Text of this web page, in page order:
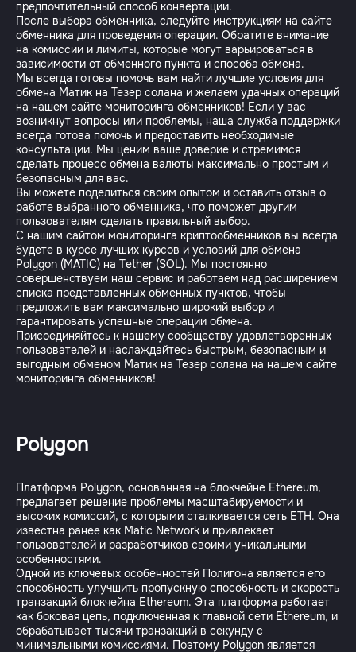
предпочтительный способ конвертации.
После выбора обменника, следуйте инструкциям на сайте
обменника для проведения операции. Обратите внимание
на комиссии и лимиты, которые могут варьироваться в
зависимости от обменного пункта и способа обмена.
Мы всегда готовы помочь вам найти лучшие условия для
обмена Матик на Тезер солана и желаем удачных операций
на нашем сайте мониторинга обменников! Если у вас
возникнут вопросы или проблемы, наша служба поддержки
всегда готова помочь и предоставить необходимые
консультации. Мы ценим ваше доверие и стремимся
сделать процесс обмена валюты максимально простым и
безопасным для вас.
Вы можете поделиться своим опытом и оставить отзыв о
работе выбранного обменника, что поможет другим
пользователям сделать правильный выбор.
С нашим сайтом мониторинга криптообменников вы всегда
будете в курсе лучших курсов и условий для обмена
Polygon (MATIC) на Tether (SOL). Мы постоянно
совершенствуем наш сервис и работаем над расширением
списка представленных обменных пунктов, чтобы
предложить вам максимально широкий выбор и
гарантировать успешные операции обмена.
Присоединяйтесь к нашему сообществу удовлетворенных
пользователей и наслаждайтесь быстрым, безопасным и
выгодным обменом Матик на Тезер солана на нашем сайте
Polygon
Платформа Polygon, основанная на блокчейне Ethereum,
предлагает решение проблемы масштабируемости и
высоких комиссий, с которыми сталкивается сеть ETH. Она
известна ранее как Matic Network и привлекает
пользователей и разработчиков своими уникальными
особенностями.
Одной из ключевых особенностей Полигона является его
способность улучшить пропускную способность и скорость
транзакций блокчейна Ethereum. Эта платформа работает
как боковая цепь, подключенная к главной сети Ethereum, и
обрабатывает тысячи транзакций в секунду с
минимальными комиссиями. Поэтому Polygon является